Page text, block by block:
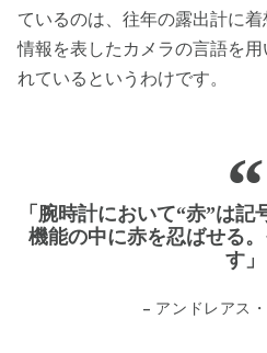
ているのは、往年の露出計に
情報を表したカメラの言語を
れているというわけです。
「腕時計において“赤”は
機能の中に赤を忍ばせる
す」
– アンドレアス